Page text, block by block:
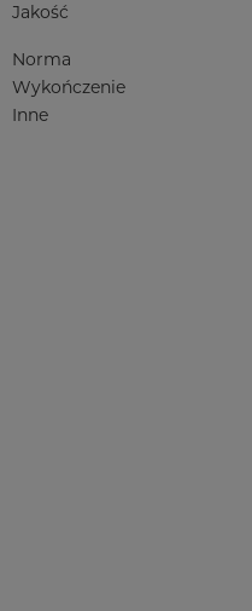
Jakość
Norma
Wykończenie
Inne